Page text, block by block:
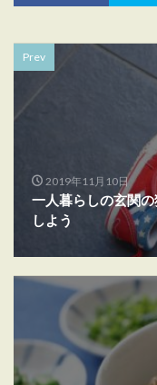
Prev
2019年11月10日
一人暮らしの玄関
しよう